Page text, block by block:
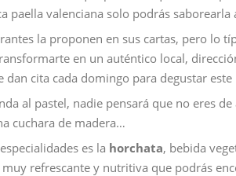
paella valenciana solo podrás saborearla
la proponen en sus cartas, pero lo
en un auténtico local,
dan cita cada domingo para degustar
al pastel, nadie pensará que no eres
cuchara de madera…
es la horchata, bebida
refrescante y nutritiva que podrás